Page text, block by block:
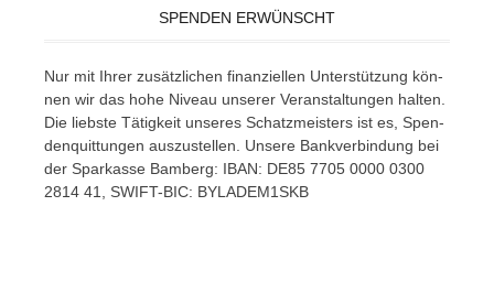
SPENDEN ERWÜNSCHT
Nur mit Ih­rer zu­sätz­li­chen fi­nan­zi­el­len Un­ter­stüt­zung kön­
nen wir das hohe Ni­veau un­se­rer Ver­an­stal­tun­gen hal­ten.
Die liebs­te Tä­tig­keit un­se­res Schatz­meis­ters ist es, Spen­
den­quit­tun­gen aus­zu­stel­len. Un­se­re Bank­ver­bin­dung bei
der Spar­kas­se Bam­berg: IBAN: DE85 7705 0000 0300
2814 41, SWIFT-BIC: BYLADEM1SKB